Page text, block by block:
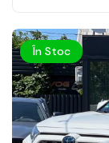
În Stoc